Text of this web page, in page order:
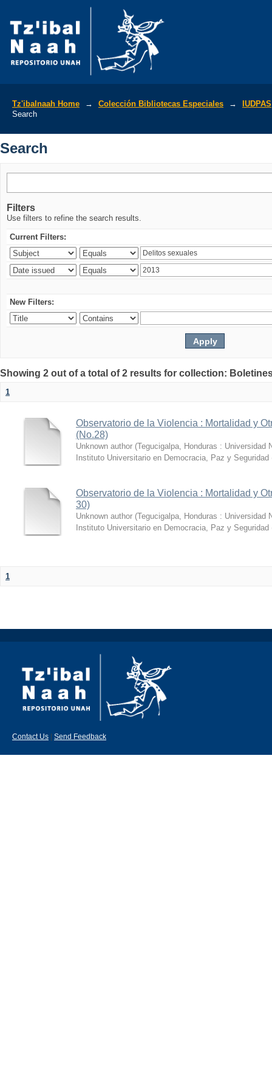
Tz'ibalnaah Home → Colección Bibliotecas Especiales →
IUDPAS
Search
Search
Filters
Use filters to refine the search results.
Current Filters:
New Filters:
Showing 2 out of a total of 2 results for collection:
1
Observatorio de la Violencia : Mortalidad y
(No.28)
Unknown author (Tegucigalpa, Honduras : Universidad
Instituto Universitario en Democracia, Paz y Seguridad
Observatorio de la Violencia : Mortalidad y
30)
Unknown author (Tegucigalpa, Honduras : Universidad
Instituto Universitario en Democracia, Paz y Seguridad
1
Contact Us Send Feedback